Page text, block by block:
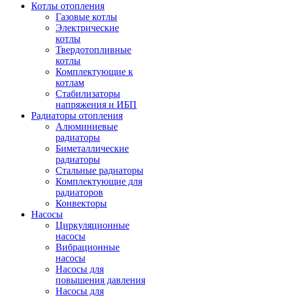
Котлы отопления
Газовые котлы
Электрические
котлы
Твердотопливные
котлы
Комплектующие к
котлам
Стабилизаторы
напряжения и ИБП
Радиаторы отопления
Алюминиевые
радиаторы
Биметаллические
радиаторы
Стальные радиаторы
Комплектующие для
радиаторов
Конвекторы
Насосы
Циркуляционные
насосы
Вибрационные
насосы
Насосы для
повышения давления
Насосы для